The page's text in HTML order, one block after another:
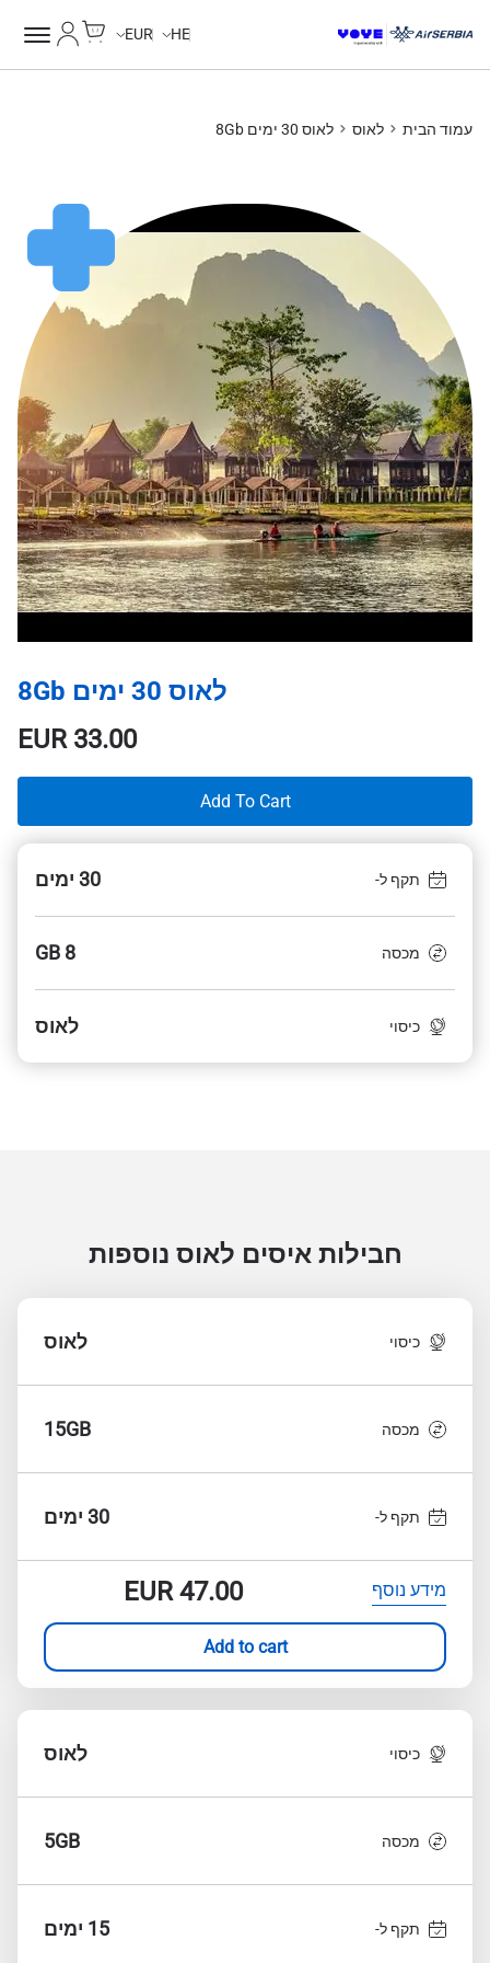
HE
EUR
עמוד הבית לאוס לאוס 30 ימים 8Gb
לאוס 30 ימים 8Gb
EUR33.00
Add To Cart
תקף ל- 30 ימים
מכסה 8 GB
כיסוי לאוס
חבילות איסים לאוס נוספות
כיסוי לאוס
מכסה 15GB
תקף ל- 30 ימים
מידע נוסף EUR47.00
Add to cart
כיסוי לאוס
מכסה 5GB
תקף ל- 15 ימים